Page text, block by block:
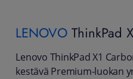
LENOVO ThinkPad
Lenovo ThinkPad X1
kestävä Premium-luokan